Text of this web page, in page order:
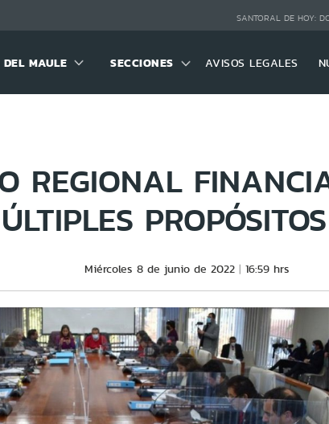
SANTORAL DE HOY:
MAULE SECCIONES AVISOS LEGALES
REGIONAL
Miércoles 8 de junio de 2022 16:59 hrs